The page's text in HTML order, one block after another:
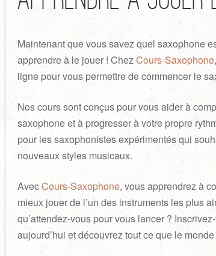
Maintenant que vous savez quel saxophone
apprendre à le jouer ! ChezCours-Saxophone
ligne pour vous permettre de commencer le
Nos cours sont conçus pour vous aider à
saxophone et à progresser à votre propre
pour les saxophonistes expérimentés qui
nouveaux styles musicaux.
AvecCours-Saxophone, vous apprendrez à
mieux jouer de l’un des instruments les plus
qu’attendez-vous pour vous lancer ?
aujourd’hui et découvrez tout ce que le